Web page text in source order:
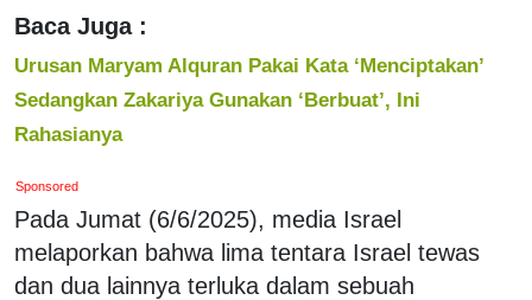
Baca Juga :
Urusan Maryam Alquran Pakai Kata ‘Menciptakan’
Sedangkan Zakariya Gunakan ‘Berbuat’, Ini
Rahasianya
Sponsored
Pada Jumat (6/6/2025), media Israel
melaporkan bahwa lima tentara Israel tewas
dan dua lainnya terluka dalam sebuah